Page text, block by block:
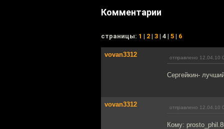
Комментарии
cтраницы: 1 | 2 | 3 | 4 | 5 | 6
vovan3312 отправлено 12.04.10
Сергейкин-
vovan3312 отправлено 12.04.10
Кому: